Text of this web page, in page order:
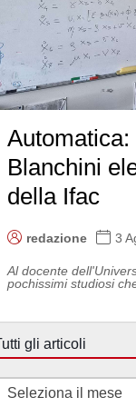
Blanchini
della Ifac
redazione 3
Al docente
pochissimi studiosi
gli articoli